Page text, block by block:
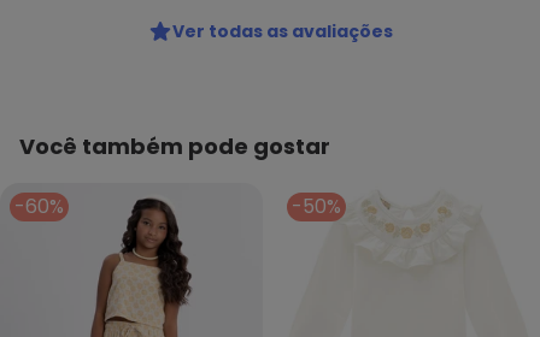
Ver todas as avaliações
Você também pode gostar
-60% -50%